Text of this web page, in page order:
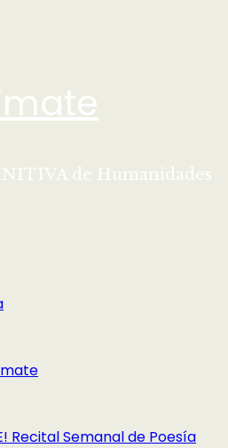
de Humanidades
Recital Semanal de Poesía